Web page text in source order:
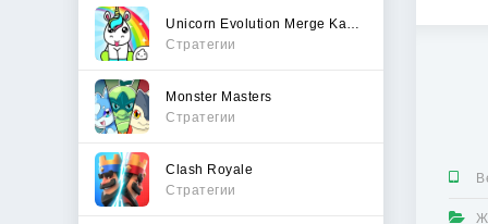
Стратегии
Monster Masters
Стратегии
Clash Royale
Стратегии